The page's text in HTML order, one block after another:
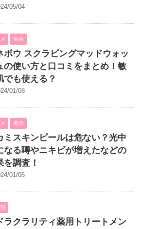
05/04
美容
ボウ スクラビングマッドウォッ
の使い方と口コミをまとめ！敏
でも使える？
01/08
美容
ミスキンピールは危ない？光中
なる噂やニキビが増えたなどの
を調査！
01/06
ラクラリティ薬用トリートメン